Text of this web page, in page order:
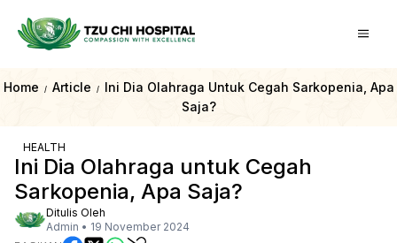
Home / Article /
Ini Dia Olahraga Untuk Cegah Sarkopenia, Apa
Saja?
HEALTH
Ini Dia Olahraga untuk Cegah
Sarkopenia, Apa Saja?
Ditulis Oleh
Admin • 19 November 2024